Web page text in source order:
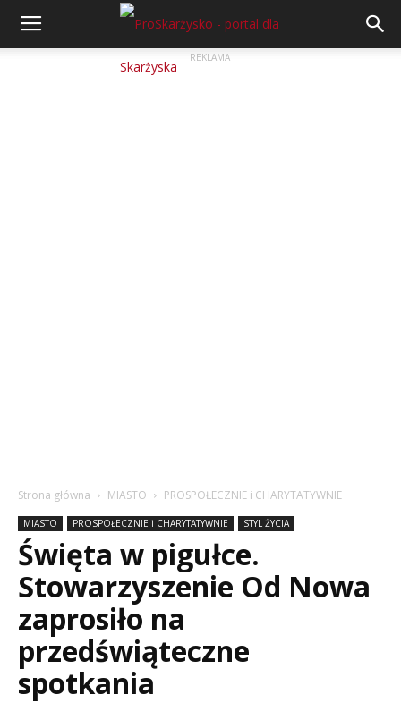
REKLAMA
Strona główna MIASTO PROSPOŁECZNIE i CHARYTATYWNIE
MIASTO PROSPOŁECZNIE i CHARYTATYWNIE STYL ŻYCIA
Święta w pigułce.
Stowarzyszenie Od Nowa
zaprosiło na
przedświąteczne
spotkania